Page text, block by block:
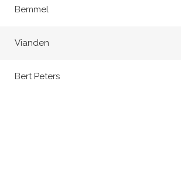
Bemmel
Vianden
Bert Peters